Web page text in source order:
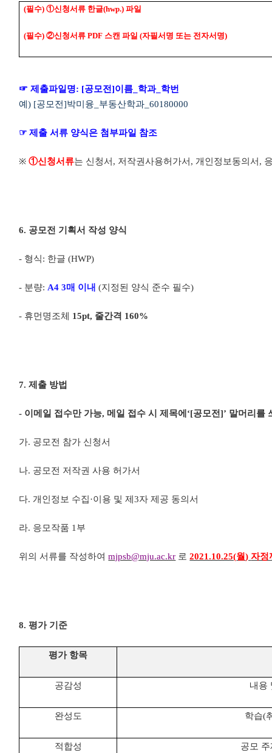
(필수)①신청서류 한글(hwp.)파일
(필수)②신청서류 PDF 스캔 파일 (자필서명 또는 전자서명)
☞제출파일명: [공모전]이름 학과_ 학번
예) [공모전]박미융 부동산학과 _60180000
☞ 제출 서류 양식은 첨부파일 참조
※①신청서류는 신청서 , 저작권사용허가서 , 개인정보동의서 ,
6. 공모전 기획서 작성 양식
- 형식: 한글 (HWP)
- 분량: A4 3매 이내 (지정된 양식 준수 필수)
- 휴먼명조체 15pt, 줄간격 160%
7.제출 방법
- 이메일 접수만 가능, 메일 접수 시 제목에 ‘[공모전]’ 말머리를
가. 공모전 참가 신청서
나. 공모전 저작권 사용 허가서
다. 개인정보 수집·이용 및 제3자 제공 동의서
라. 응모작품 1 부
위의 서류를 작성하여mjpsb@mju.ac.kr 로2021.10.25(월)자정
8.평가 기준
평가 항목
공감성 내용
완성도 학습(
적합성 공모